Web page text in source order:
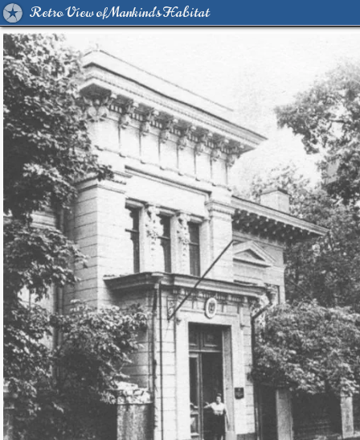
Retro View of Mankind's Habitat